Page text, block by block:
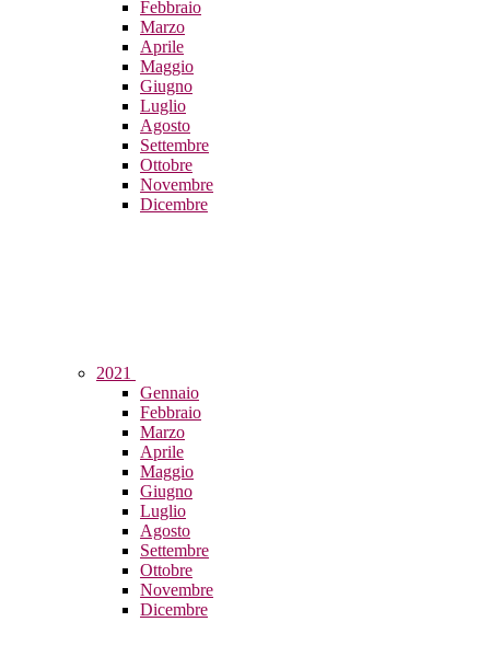
Febbraio
Marzo
Aprile
Maggio
Giugno
Luglio
Agosto
Settembre
Ottobre
Novembre
Dicembre
2021
Gennaio
Febbraio
Marzo
Aprile
Maggio
Giugno
Luglio
Agosto
Settembre
Ottobre
Novembre
Dicembre